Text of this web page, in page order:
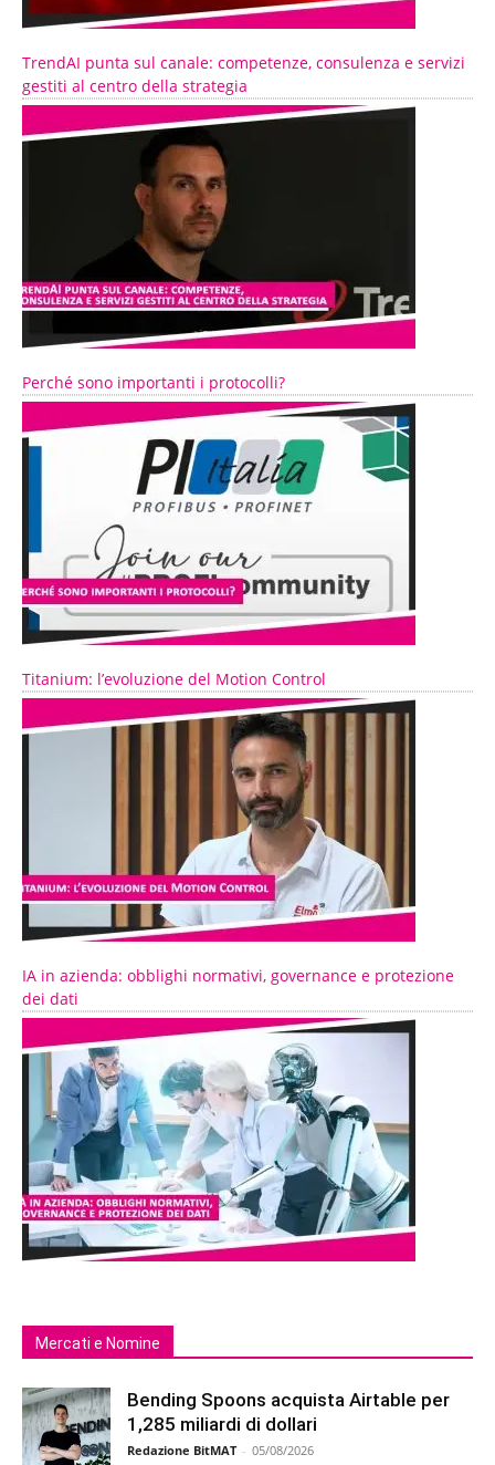
TrendAI punta sul canale: competenze, consulenza e servizi
gestiti al centro della strategia
Perché sono importanti i protocolli?
Titanium: l’evoluzione del Motion Control
IA in azienda: obblighi normativi, governance e protezione
dei dati
Mercati e Nomine
Bending Spoons acquista Airtable per
1,285 miliardi di dollari
Redazione BitMAT - 05/08/2026